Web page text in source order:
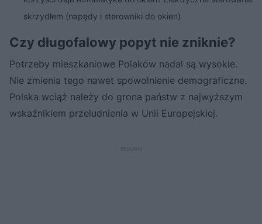
skrzydłem (napędy i sterowniki do okien)
Czy długofalowy popyt nie zniknie?
Potrzeby mieszkaniowe Polaków nadal są wysokie.
Nie zmienia tego nawet spowolnienie demograficzne.
Polska wciąż należy do grona państw z najwyższym
wskaźnikiem przeludnienia w Unii Europejskiej.